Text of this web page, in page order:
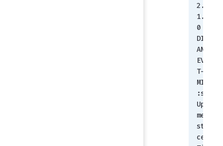
2.1.
1.3.
0
DISM
AN-
EVEN
T-
MIB:
:sys
UpTi
meIn
stan
ce =